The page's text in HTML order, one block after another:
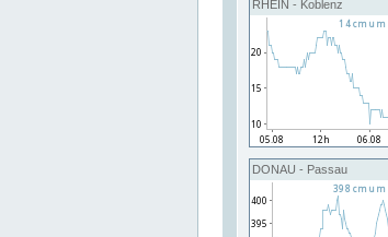
RHEIN - Koblenz
DONAU - Passau